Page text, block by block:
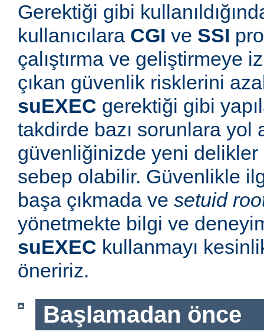
Gerektiği gibi
kullanıcılara CGI ve SSI
çalıştırma ve geliştirmeye
çıkan güvenlik risklerini
suEXEC gerektiği gibi
takdirde bazı sorunlara yol
güvenliğinizde yeni delikler
sebep olabilir. Güvenlikle
başa çıkmada ve setuid
yönetmekte bilgi ve
suEXEC kullanmayı
öneririz.
Başlamadan önce